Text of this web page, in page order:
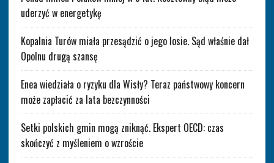
uderzyć w energetykę
Kopalnia Turów miała przesądzić o jego losie. Sąd właśnie dał
Opolnu drugą szansę
Enea wiedziała o ryzyku dla Wisły? Teraz państwowy koncern
może zapłacić za lata bezczynności
Setki polskich gmin mogą zniknąć. Ekspert OECD: czas
skończyć z myśleniem o wzroście